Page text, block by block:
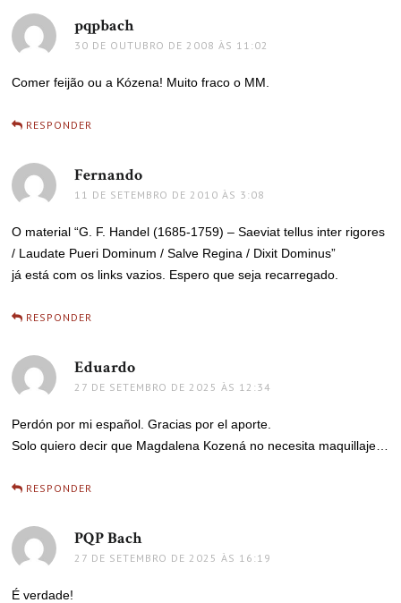
pqpbachdisse:
30 DE OUTUBRO DE 2008 ÀS 11:02
Comer feijão ou a Kózena! Muito fraco o MM.
RESPONDER
Fernando
11 DE SETEMBRO DE 2010 ÀS 3:08
O material “G. F. Handel (1685-1759) – Saeviat tellus inter rigores
/ Laudate Pueri Dominum / Salve Regina / Dixit Dominus”
já está com os links vazios. Espero que seja recarregado.
RESPONDER
Eduardo
27 DE SETEMBRO DE 2025 ÀS 12:34
Perdón por mi español. Gracias por el aporte.
Solo quiero decir que Magdalena Kozená no necesita maquillaje…
RESPONDER
PQP Bachdisse:
27 DE SETEMBRO DE 2025 ÀS 16:19
É verdade!